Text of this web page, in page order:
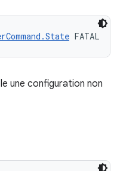
FATAL
une configuration non